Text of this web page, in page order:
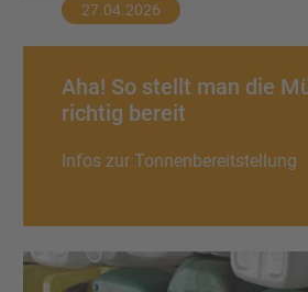
27.04.2026
Aha! So stellt man die
richtig bereit
Infos zur Tonnenbereitstellung